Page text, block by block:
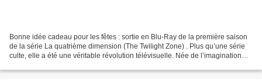
Bonne idée cadeau pour les fêtes : sortie en Blu-Ray de la première saison
de la série La quatrième dimension (The Twilight Zone) . Plus qu’une série
culte, elle a été une véritable révolution télévisuelle. Née de l’imagination